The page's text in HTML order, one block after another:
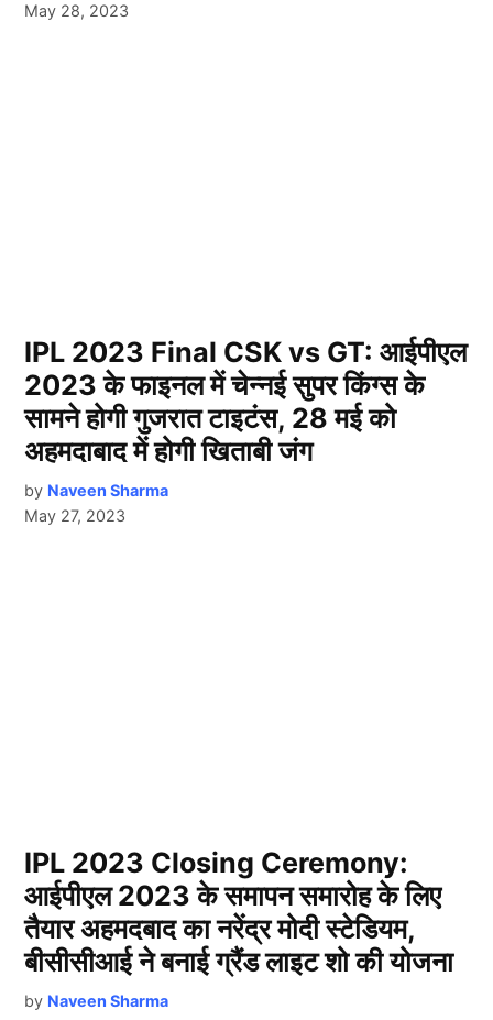
May 28, 2023
IPL 2023 Final CSK vs GT: आईपीएल
2023 के फाइनल में चेन्नई सुपर किंग्स के
सामने होगी गुजरात टाइटंस, 28 मई को
अहमदाबाद में होगी खिताबी जंग
by Naveen Sharma
May 27, 2023
IPL 2023 Closing Ceremony:
आईपीएल 2023 के समापन समारोह के लिए
तैयार अहमदबाद का नरेंद्र मोदी स्टेडियम,
बीसीसीआई ने बनाई ग्रैंड लाइट शो की योजना
by Naveen Sharma